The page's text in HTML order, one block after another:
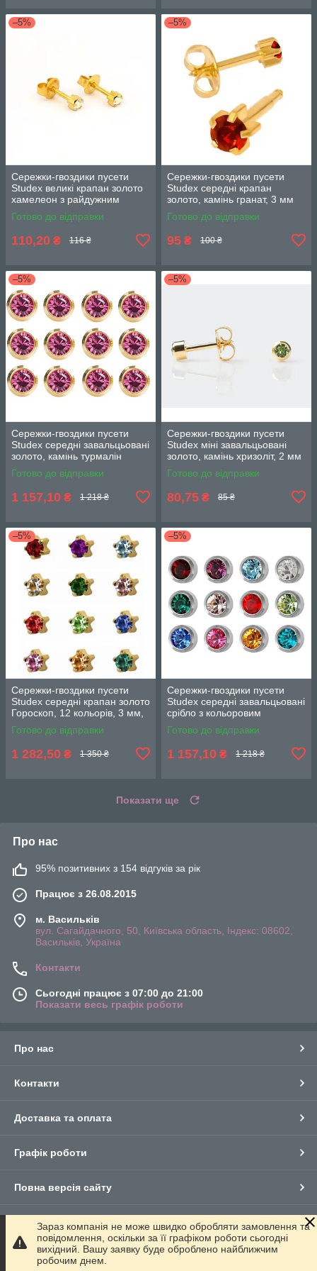
–5%
Сережки-гвоздики пусети
Studex великі крапан золото
хамелеон з райдужним
кристалом, 4 мм, камінь
L114Y
Готово до відправки
110,20 ₴ 116 ₴
–5%
Сережки-гвоздики пусети
Studex середні крапан
золото, камінь гранат, 3 мм
R101Y
Готово до відправки
95 ₴ 100 ₴
–5%
Сережки-гвоздики пусети
Studex середні завальцьовані
золото, камінь турмалін
троянда 12 пар, 3 мм.,
R210Y
Готово до відправки
1 157,10 ₴ 1 218 ₴
–5%
Сережки-гвоздики пусети
Studex міні завальцьовані
золото, камінь хризоліт, 2 мм
M208Y
Готово до відправки
80,75 ₴ 85 ₴
–5%
Сережки-гвоздики пусети
Studex середні крапан золото
Гороскоп, 12 кольорів, 3 мм,
R113Y 12пар.
Готово до відправки
1 282,50 ₴ 1 350 ₴
–5%
Сережки-гвоздики пусети
Studex середні завальцьовані
срібло з кольоровим
камінням, 3 мм, R213W 12
пар
Готово до відправки
1 157,10 ₴ 1 218 ₴
Показати ще
Про нас
95% позитивних з 154 відгуків за рік
Працює з 26.08.2015
м. Васильків
вул. Сагайдачного, 50, Київська область, Індекс: 08602,
Васильків, Україна
Контакти
Сьогодні працює з 07:00 до 21:00
Показати весь графік роботи
Про нас
Контакти
Доставка та оплата
Графік роботи
Повна версія сайту
Сайт створено на маркетплейсі Prom.ua
Політика конфіденційності
Зараз компанія не може швидко обробляти замовлення та
повідомлення, оскільки за її графіком роботи сьогодні
вихідний. Вашу заявку буде оброблено найближчим
робочим днем.